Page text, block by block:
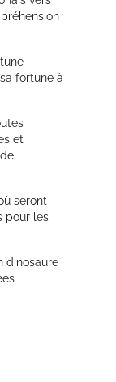
fortune à
et
seront
pour les
dinosaure